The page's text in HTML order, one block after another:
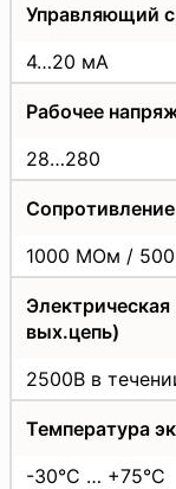
Управляющий
4…20 мА
Рабочее
28…280
1000 МОм /
вых.цепь)
2500В в
Температура
-30°C … +75°C